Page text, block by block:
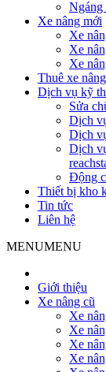
Ngáng
Xe nâng mới
Xe
Xe
Xe
Thuê xe nâng
Dịch vụ kỹ
Sửa
Dịch
Dịch
Dịch
Động
Thiết bị kho
Tin tức
Liên hệ
MENUMENU
Giới thiệu
Xe nâng cũ
Xe
Xe
Xe
Xe